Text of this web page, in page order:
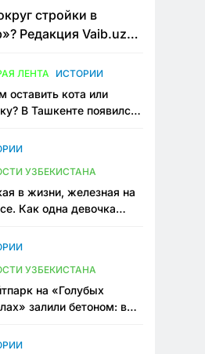
стройки в
Редакция Vaib.uz
ЛЕНТА ИСТОРИИ
оставить кота или
В Ташкенте появился
УЗБЕКИСТАНА
в жизни, железная на
Как одна девочка
УЗБЕКИСТАНА
на «Голубых
залили бетоном: в
общественное